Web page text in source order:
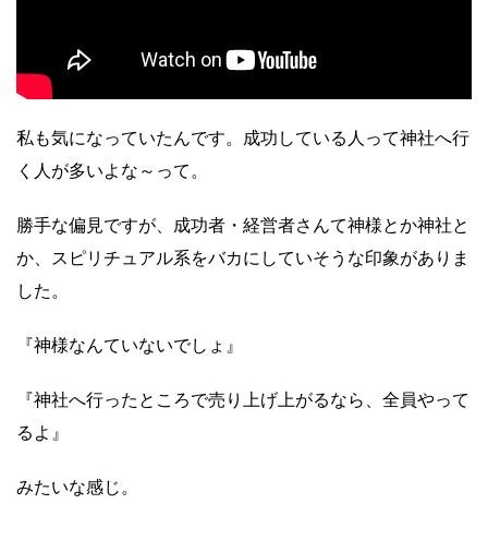
私も気になっていたんです。成功している人って神社へ行
く人が多いよな～って。
勝手な偏見ですが、成功者・経営者さんて神様とか神社と
か、スピリチュアル系をバカにしていそうな印象がありま
した。
『神様なんていないでしょ』
『神社へ行ったところで売り上げ上がるなら、全員やって
るよ』
みたいな感じ。